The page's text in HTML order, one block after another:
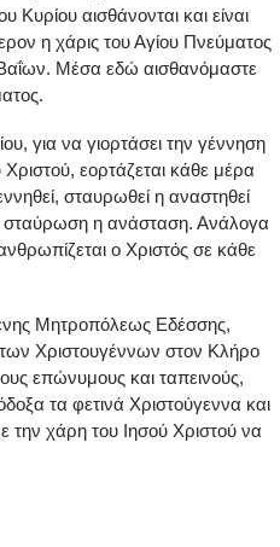
αισθάνονται και είναι
η χάρις του Αγίου Πνεύματος
Μέσα εδώ αισθανόμαστε
για να γιορτάσει την γέννηση
εορτάζεται κάθε μέρα
σταυρωθεί η αναστηθεί
σταύρωση η ανάσταση. Ανάλογα
ο Χριστός σε κάθε
Μητροπόλεως Εδέσσης,
των Χριστουγέννων στον Κλήρο
επώνυμους και ταπεινούς,
τα φετινά Χριστούγεννα και
την χάρη του Ιησού Χριστού να